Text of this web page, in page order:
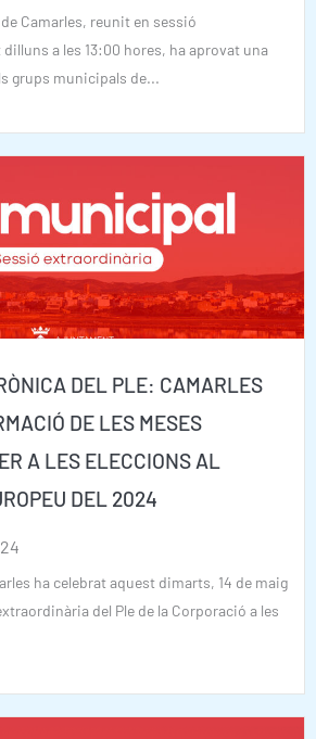
de Camarles, reunit en sessió
a les 13:00 hores, ha aprovat una
grups municipals de...
DEL PLE: CAMARLES
DE LES MESES
A LES ELECCIONS AL
DEL 2024
ha celebrat aquest dimarts, 14 de maig
del Ple de la Corporació a les